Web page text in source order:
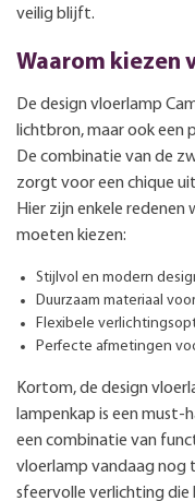
veilig blijft.
Waarom kiezen
De design vloerlamp
lichtbron, maar ook een
De combinatie van de
zorgt voor een chique
Hier zijn enkele
moeten kiezen:
Stijlvol en modern
Duurzaam materiaal
Flexibele
Perfecte afmetingen
Kortom, de design
lampenkap is een must-
een combinatie van
vloerlamp vandaag nog
sfeervolle verlichting